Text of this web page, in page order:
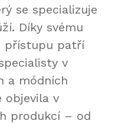
se specializuje
Díky svému
přístupu patří
v
a módních
objevila v
produkcí – od